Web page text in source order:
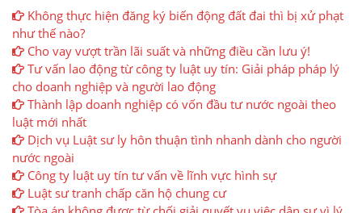
Không thực hiện đăng ký biến động đất đai thì bị xử phạt
như thế nào?
Cho vay vượt trần lãi suất và những điều cần lưu ý!
Tư vấn lao động từ công ty luật uy tín: Giải pháp pháp lý
cho doanh nghiệp và người lao động
Thành lập doanh nghiệp có vốn đầu tư nước ngoài theo
luật mới nhất
Dịch vụ Luật sư ly hôn thuận tình nhanh dành cho người
nước ngoài
Công ty luật uy tín tư vấn về lĩnh vực hình sự
Luật sư tranh chấp căn hộ chung cư